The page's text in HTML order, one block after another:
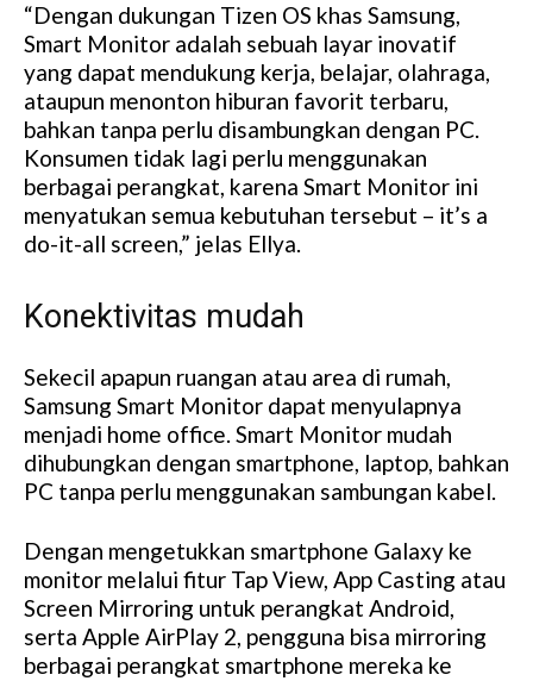
“Dengan dukungan Tizen OS khas Samsung,
Smart Monitor adalah sebuah layar inovatif
yang dapat mendukung kerja, belajar, olahraga,
ataupun menonton hiburan favorit terbaru,
bahkan tanpa perlu disambungkan dengan PC.
Konsumen tidak lagi perlu menggunakan
berbagai perangkat, karena Smart Monitor ini
menyatukan semua kebutuhan tersebut – it’s a
do-it-all screen,” jelas Ellya.
Konektivitas mudah
Sekecil apapun ruangan atau area di rumah,
Samsung Smart Monitor dapat menyulapnya
menjadi home office. Smart Monitor mudah
dihubungkan dengan smartphone, laptop, bahkan
PC tanpa perlu menggunakan sambungan kabel.
Dengan mengetukkan smartphone Galaxy ke
monitor melalui fitur Tap View, App Casting atau
Screen Mirroring untuk perangkat Android,
serta Apple AirPlay 2, pengguna bisa mirroring
berbagai perangkat smartphone mereka ke